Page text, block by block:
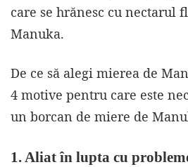
care se hrănesc cu nectarul
Manuka.
De ce să alegi mierea de
4 motive pentru care este
un borcan de miere de
1. Aliat în lupta cu